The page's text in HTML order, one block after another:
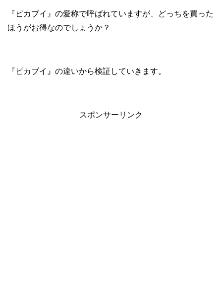
『ピカブイ』の愛称で呼ばれていますが、どっちを買った
ほうがお得なのでしょうか？
『ピカブイ』の違いから検証していきます。
スポンサーリンク